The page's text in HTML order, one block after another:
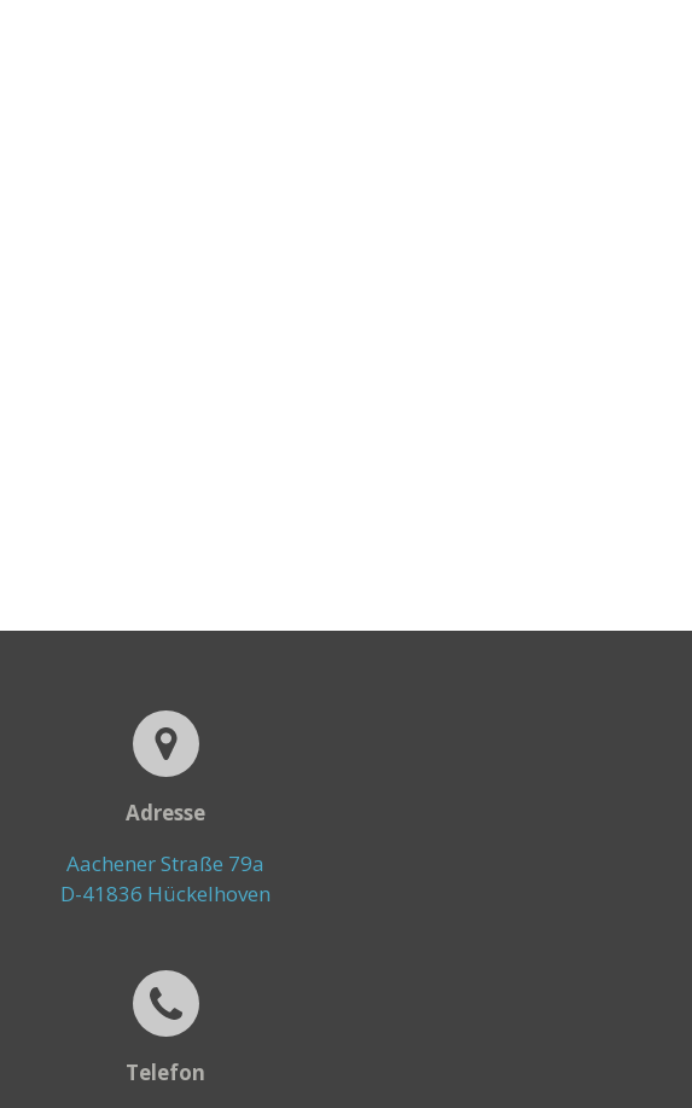
Adresse
Aachener Straße 79a
D-41836 Hückelhoven
Telefon